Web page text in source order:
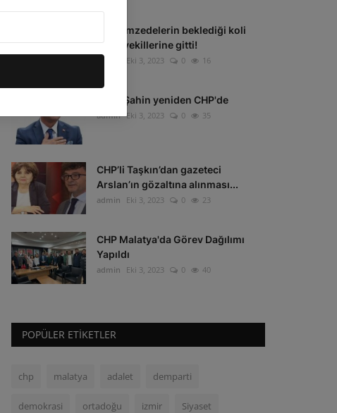
Depremzedelerin beklediği koli
milletvekillerine gitti!
Eki 3, 2023 0 16
Tahir Şahin yeniden CHP'de
admin Eki 3, 2023 0 35
CHP’li Taşkın’dan gazeteci
Arslan’ın gözaltına alınması...
admin Eki 3, 2023 0 23
CHP Malatya'da Görev Dağılımı
Yapıldı
admin Eki 3, 2023 0 40
POPÜLER ETIKETLER
chp malatya adalet demparti
demokrasi ortadoğu izmir Siyaset